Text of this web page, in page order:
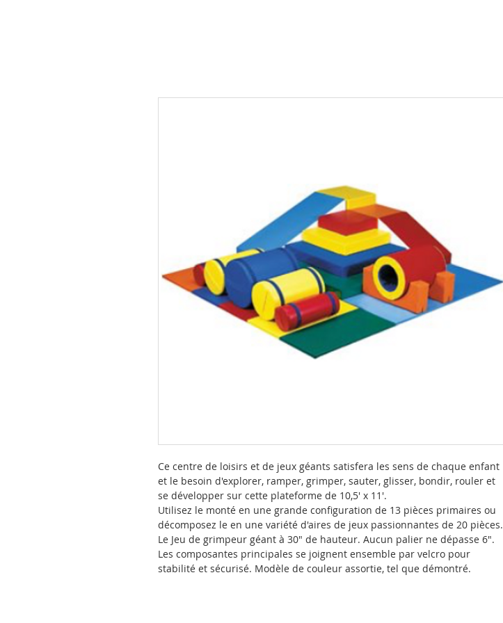
Ce centre de loisirs et de jeux géants satisfera les sens de chaque enfant
et le besoin d'explorer, ramper, grimper, sauter, glisser, bondir, rouler et
se développer sur cette plateforme de 10,5' x 11'.
Utilisez le monté en une grande configuration de 13 pièces primaires ou
décomposez le en une variété d'aires de jeux passionnantes de 20 pièces.
Le Jeu de grimpeur géant à 30" de hauteur. Aucun palier ne dépasse 6".
Les composantes principales se joignent ensemble par velcro pour
stabilité et sécurisé. Modèle de couleur assortie, tel que démontré.